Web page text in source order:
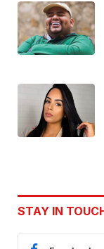
STAY IN